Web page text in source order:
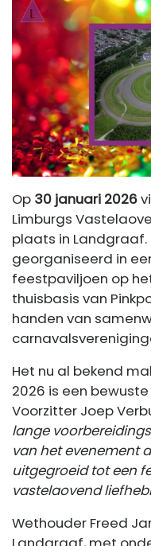
Op 30 januari 2026
Limburgs
plaats in
georganiseerd in
feestpaviljoen op
thuisbasis van
handen van
Het nu al bekend
2026 is een
Voorzitter Joep
lange
van het evenement
uitgegroeid tot een
vastelaovend
Wethouder Freed